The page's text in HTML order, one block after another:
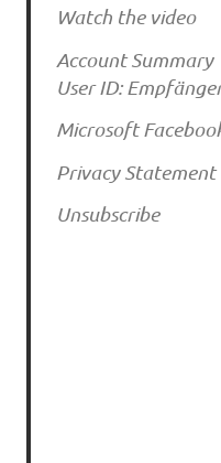
Watch the video
Account Summary
User ID: Empfä
Microsoft
Privacy Statement
Unsubscribe